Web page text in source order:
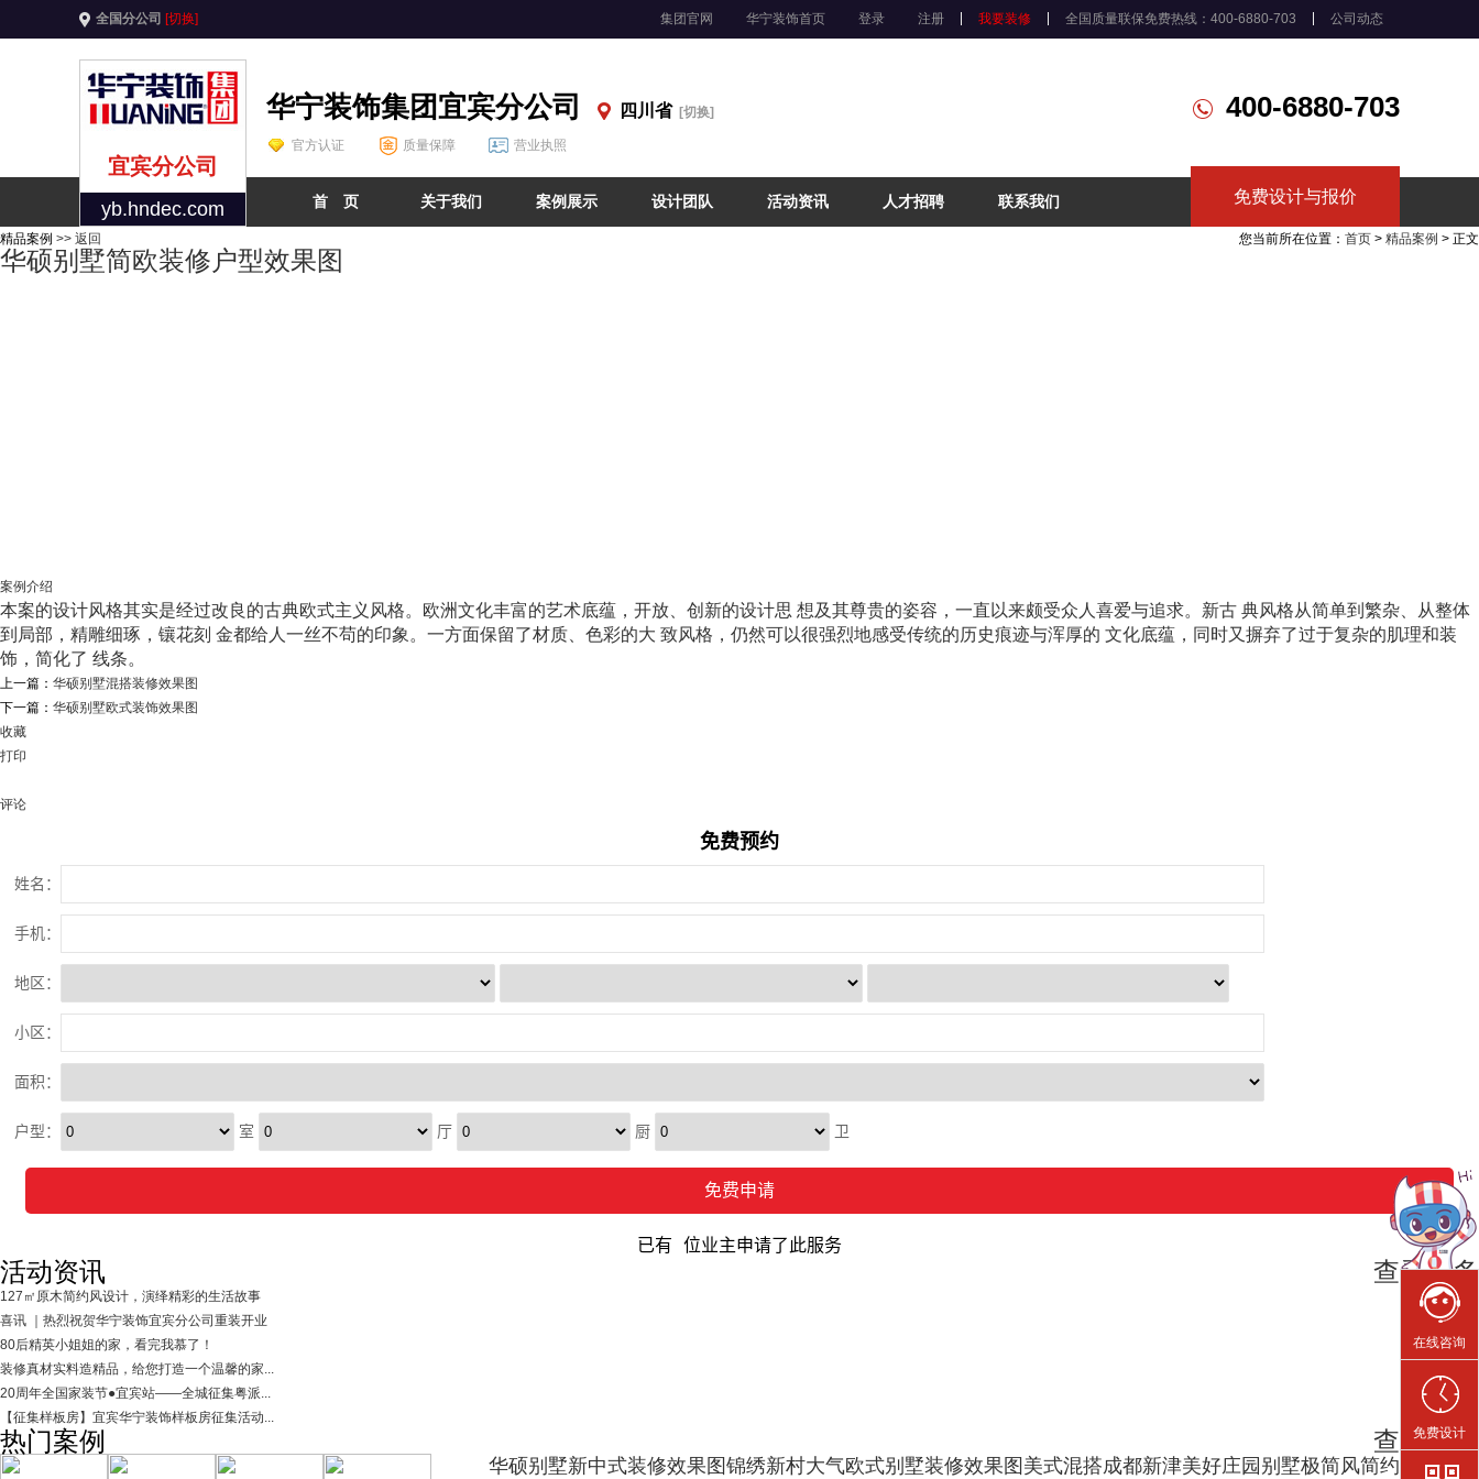
集团官网 华宁装饰首页 登录 注册 我要装修 全国质量联保免费热线：400-6880-703 公司动态
全国分公司 [切换]
宜宾分公司
yb.hndec.com
400-6880-703
华宁装饰集团宜宾分公司 四川省 [切换]
官方认证 质量保障 营业执照
免费设计与报价
首 页 关于我们 案例展示 设计团队 活动资讯 人才招聘 联系我们
精品案例 >> 返回 您当前所在位置： 首页 > 精品案例 > 正文
华硕别墅简欧装修户型效果图
案例介绍
本案的设计风格其实是经过改良的古典欧式主义风格。欧洲文化丰富的艺术底蕴，开放、创新的设计思 想及其尊贵的姿容，一直以来颇受众人喜爱与追求。新古 典风格从简单到繁杂、从整体
到局部，精雕细琢，镶花刻 金都给人一丝不苟的印象。一方面保留了材质、色彩的大 致风格，仍然可以很强烈地感受传统的历史痕迹与浑厚的 文化底蕴，同时又摒弃了过于复杂的肌理和装
饰，简化了 线条。
上一篇： 华硕别墅混搭装修效果图
下一篇： 华硕别墅欧式装饰效果图
收藏
打印
评论
查看更多
活动资讯
127㎡原木简约风设计，演绎精彩的生活故事
喜讯 ｜热烈祝贺华宁装饰宜宾分公司重装开业
80后精英小姐姐的家，看完我慕了！
装修真材实料造精品，给您打造一个温馨的家...
20周年全国家装节●宜宾站——全城征集粤派...
【征集样板房】宜宾华宁装饰样板房征集活动...
查看更多
热门案例
极简风简约而不简单
美式混搭成都新津美好庄园别墅
锦绣新村大气欧式别墅装修效果图
华硕别墅新中式装修效果图
在线咨询
免费设计